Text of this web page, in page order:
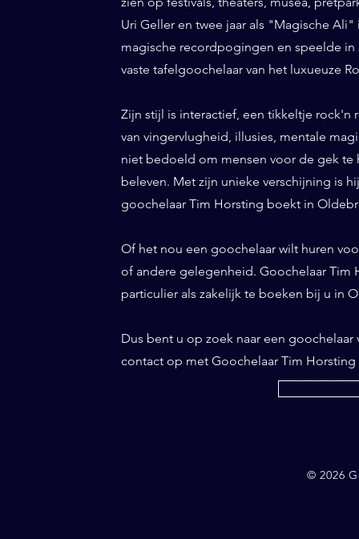
Uri Geller en twee jaar als "Magische
magische recordpogingen en speelde in
vaste tafelgoochelaar van het luxueuze
Zijn stijl is interactief, een tikkeltje rock'n
van vingervlugheid, illusies, mentale
niet bedoeld om mensen voor de gek te
beleven. Met zijn unieke verschijning is
goochelaar Tim Horsting boekt in
Of het nou een goochelaar wilt huren
of andere gelegenheid. Goochelaar Tim
particulier als zakelijk te boeken bij u in
Dus bent u op zoek naar een
contact op met Goochelaar Tim Horsting
© 2026